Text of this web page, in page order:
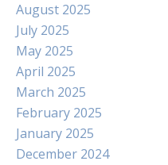
August 2025
July 2025
May 2025
April 2025
March 2025
February 2025
January 2025
December 2024